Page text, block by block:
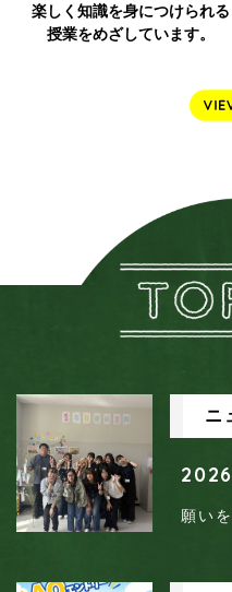
楽しく知識を身につけられる
授業をめざしています。
ニ
願い